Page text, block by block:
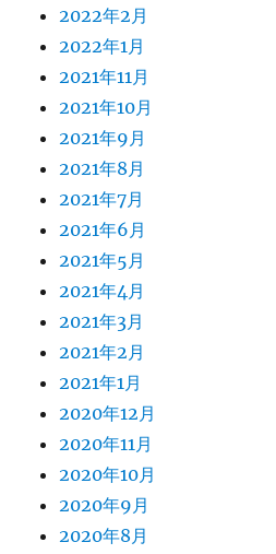
2022年2月
2022年1月
2021年11月
2021年10月
2021年9月
2021年8月
2021年7月
2021年6月
2021年5月
2021年4月
2021年3月
2021年2月
2021年1月
2020年12月
2020年11月
2020年10月
2020年9月
2020年8月